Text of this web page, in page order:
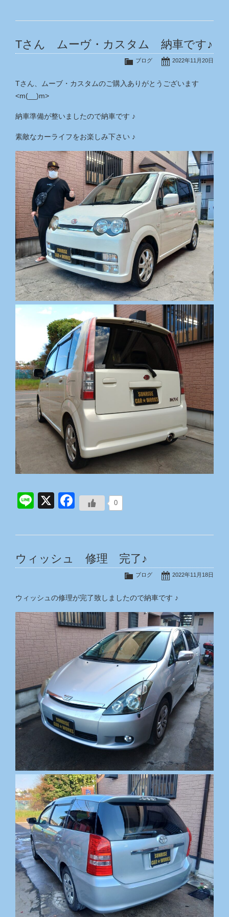
Tさん ムーヴ・カスタム 納車です♪
2022年11月20日
ブログ
Tさん、ムーブ・カスタムのご購入ありがとうございます
<m(__)m>
納車準備が整いましたので納車です ♪
素敵なカーライフをお楽しみ下さい ♪
0
Line
X Facebook
ウィッシュ 修理 完了♪
2022年11月18日
ブログ
ウィッシュの修理が完了致しましたので納車です ♪